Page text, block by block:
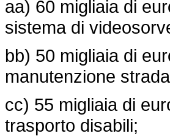
aa) 60 migliaia di
sistema di
bb) 50 migliaia di
manutenzione
cc) 55 migliaia di
trasporto disabili;